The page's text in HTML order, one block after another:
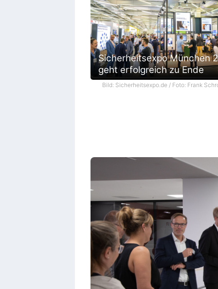
Sicherheitsexpo München
geht erfolgreich zu Ende
Bild: Sicherheitsexpo.de / Foto: Frank